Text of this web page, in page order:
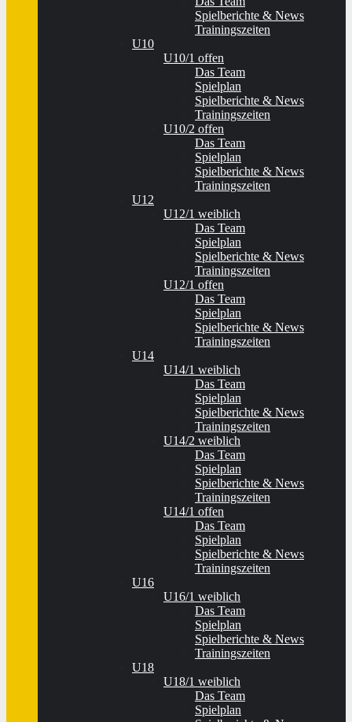
Spielberichte & News
Trainingszeiten
U10
U10/1 offen
Das Team
Spielplan
Spielberichte & News
Trainingszeiten
U10/2 offen
Das Team
Spielplan
Spielberichte & News
Trainingszeiten
U12
U12/1 weiblich
Das Team
Spielplan
Spielberichte & News
Trainingszeiten
U12/1 offen
Das Team
Spielplan
Spielberichte & News
Trainingszeiten
U14
U14/1 weiblich
Das Team
Spielplan
Spielberichte & News
Trainingszeiten
U14/2 weiblich
Das Team
Spielplan
Spielberichte & News
Trainingszeiten
U14/1 offen
Das Team
Spielplan
Spielberichte & News
Trainingszeiten
U16
U16/1 weiblich
Das Team
Spielplan
Spielberichte & News
Trainingszeiten
U18
U18/1 weiblich
Das Team
Spielplan